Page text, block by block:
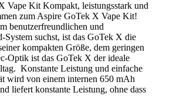
Vape Kit Kompakt, leistungsstark und
zum Aspire GoTek X Vape Kit!
benutzerfreundlichen und
System suchst, ist das GoTek X die
kompakten Größe, dem geringen
Optik ist das GoTek X der ideale
Konstante Leistung und einfache
wird von einem internen 650 mAh
liefert konstante Leistung, ohne dass